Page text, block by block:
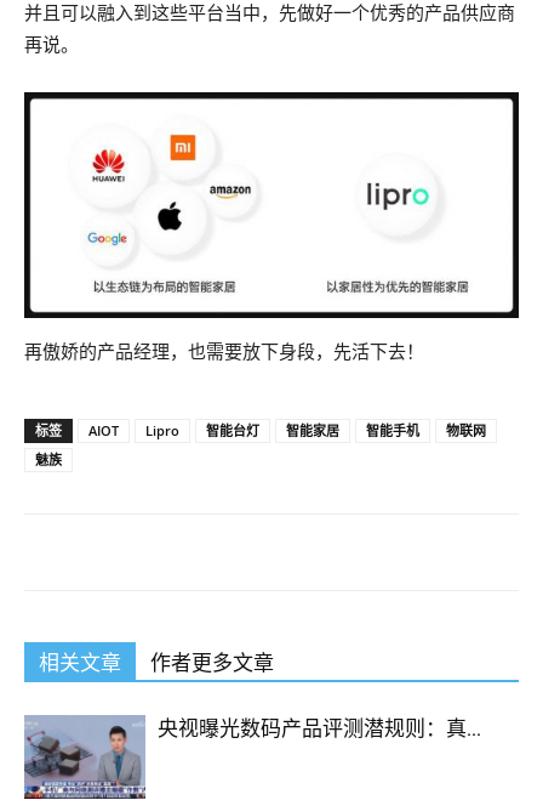
并且可以融入到这些平台当中，先做好一个优秀的产品供应商
再说。
再傲娇的产品经理，也需要放下身段，先活下去！
标签 AIOT Lipro 智能台灯 智能家居 智能手机
物联网
魅族
相关文章 作者更多文章
央视曝光数码产品评测潜规则：真...